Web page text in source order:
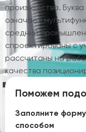
производства.
означает
средний
спроектированы с
рассчитаны на
качества
Поможем
Заполните
способом